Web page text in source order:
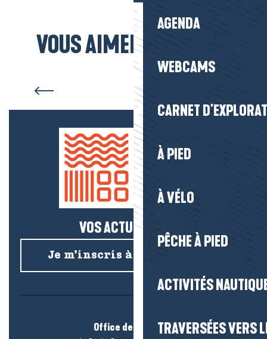
AGENDA
WEBCAMS
CARNET
À PIED
À VÉLO
PÊCHE À PIED
ACTIVITÉS
TRAVERSÉES VERS
VOUS AIMEREZ AUSSI...
Les marchés
VOS ACTUS SALÉES !
Je m’inscris à la newsletter
Office de tourisme